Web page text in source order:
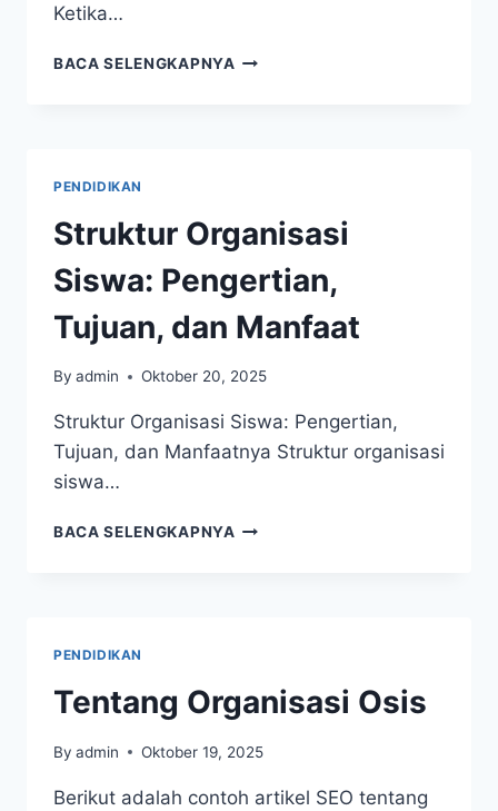
Ketika…
BACA SELENGKAPNYA ORGANISASI
PENDIDIKAN
Struktur Organisasi
Siswa: Pengertian,
Tujuan, dan Manfaat
By admin Oktober 20, 2025
Struktur Organisasi Siswa: Pengertian,
Tujuan, dan Manfaatnya Struktur organisasi
siswa…
BACA SELENGKAPNYA STRUKTUR
PENDIDIKAN
Tentang Organisasi Osis
By admin Oktober 19, 2025
Berikut adalah contoh artikel SEO tentang